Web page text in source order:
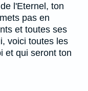
l'Eternel, ton
pas en
et toutes ses
voici toutes les
et qui seront ton